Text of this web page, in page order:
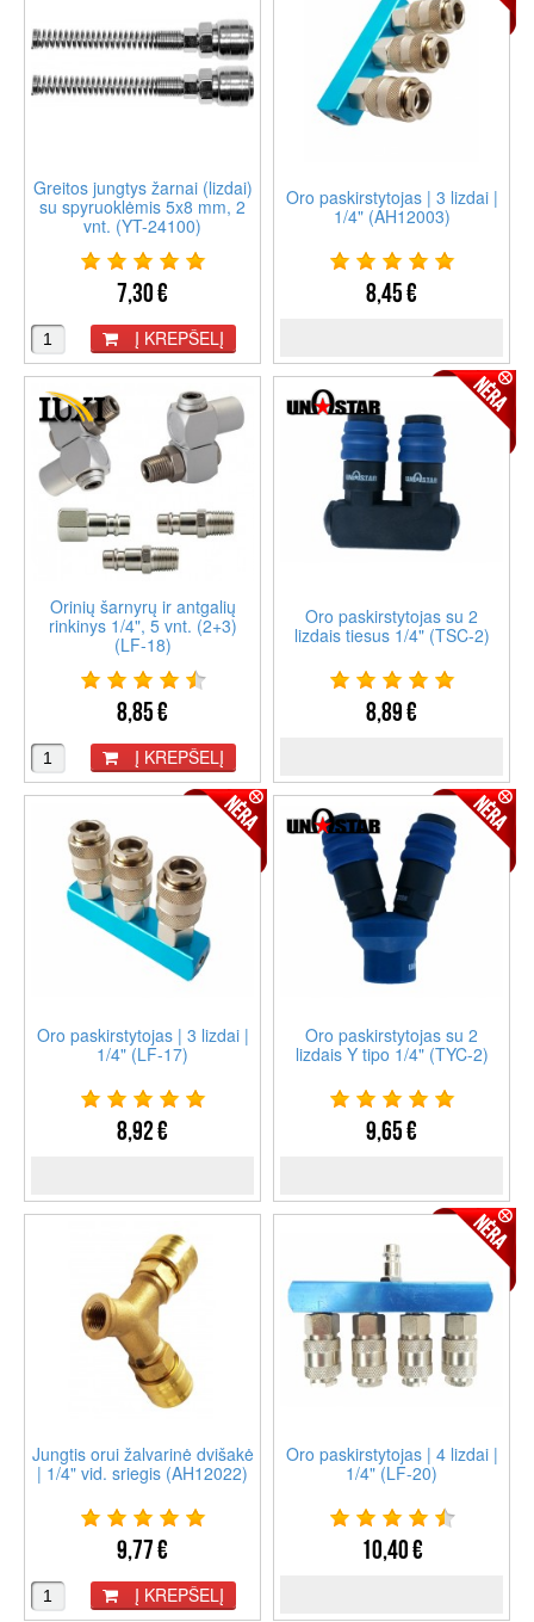
Greitos jungtys žarnai (lizdai)
su spyruoklėmis 5x8 mm, 2
vnt. (YT-24100)
7,30 €
Į KREPŠELĮ
Oro paskirstytojas | 3 lizdai |
1/4" (AH12003)
8,45 €
Orinių šarnyrų ir antgalių
rinkinys 1/4", 5 vnt. (2+3)
(LF-18)
8,85 €
Į KREPŠELĮ
Oro paskirstytojas su 2
lizdais tiesus 1/4" (TSC-2)
8,89 €
Oro paskirstytojas | 3 lizdai |
1/4" (LF-17)
8,92 €
Oro paskirstytojas su 2
lizdais Y tipo 1/4" (TYC-2)
9,65 €
Jungtis orui žalvarinė dvišakė
| 1/4" vid. sriegis (AH12022)
9,77 €
Į KREPŠELĮ
Oro paskirstytojas | 4 lizdai |
1/4" (LF-20)
10,40 €